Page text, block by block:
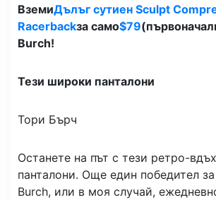
ВземиДълъг сутиен Sculpt
Racerbackза само$79
Burch!
Тези широки панталони
Тори Бърч
Останете на път с тези ретро-
панталони. Още един победител
Burch, или в моя случай,